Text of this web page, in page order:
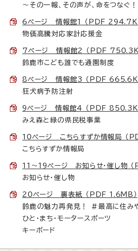
～その一報、その声が、命をつなぐ
6ページ 情報館1 （PDF
物価高騰対応家計応援金
7ページ 情報館2 （PDF
鈴鹿市こども誰でも通園制度
8ページ 情報館3 （PDF
狂犬病予防注射
9ページ 情報館4 （PDF
みえ森と緑の県民税事業
10ページ こちらすずか情報局 （
こちらすずか情報局
11～19ページ お知らせ・催し物
お知らせ・催し物
20ページ 裏表紙 （PDF 1.6MB）
鈴鹿の魅力再発見！ ＃最高に住み
ひと・まち・モータースポーツ
キーボード